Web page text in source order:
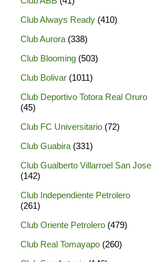
Club Always Ready (410)
Club Aurora (338)
Club Blooming (503)
Club Bolivar (1011)
Club Deportivo Totora Real Oruro
(45)
Club FC Universitario (72)
Club Guabira (331)
Club Gualberto Villarroel San Jose
(142)
Club Independiente Petrolero
(261)
Club Oriente Petrolero (479)
Club Real Tomayapo (260)